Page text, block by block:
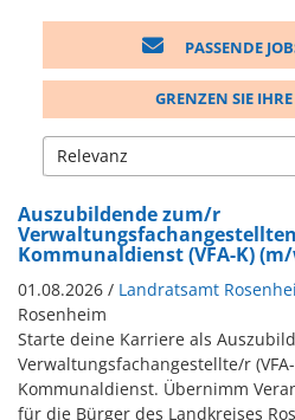
PASSENDE
GRENZEN SIE
Auszubildende zum/r
Kommunaldienst (VFA-K)
01.08.2026 / Landratsamt
Rosenheim
Starte deine Karriere als
Verwaltungsfachangestellte/r
Kommunaldienst. Übernimm
für die Bürger des Landkreises